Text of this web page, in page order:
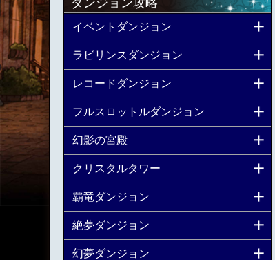
ダンジョン攻略
イベントダンジョン
ラビリンスダンジョン
レコードダンジョン
フルスロットルダンジョン
幻影の宮殿
クリスタルタワー
覇竜ダンジョン
絶夢ダンジョン
幻夢ダンジョン